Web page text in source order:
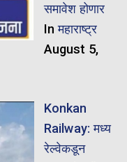
समावेश होणार
Inमहाराष्ट्र
August 5,
Konkan
Railway: मध्य
रेल्वेकडून